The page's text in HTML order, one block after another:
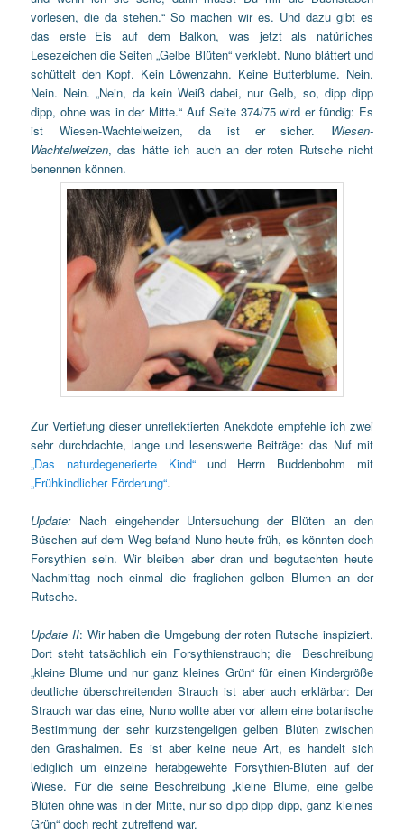
vorlesen, die da stehen.“ So machen wir es. Und dazu gibt es
das erste Eis auf dem Balkon, was jetzt als natürliches
Lesezeichen die Seiten „Gelbe Blüten“ verklebt. Nuno blättert und
schüttelt den Kopf. Kein Löwenzahn. Keine Butterblume. Nein.
Nein. Nein. „Nein, da kein Weiß dabei, nur Gelb, so, dipp dipp
dipp, ohne was in der Mitte.“ Auf Seite 374/75 wird er fündig: Es
ist Wiesen-Wachtelweizen, da ist er sicher. Wiesen-
Wachtelweizen, das hätte ich auch an der roten Rutsche nicht
benennen können.
Zur Vertiefung dieser unreflektierten Anekdote empfehle ich zwei
sehr durchdachte, lange und lesenswerte Beiträge: das Nuf mit
„Das naturdegenerierte Kind“und Herrn Buddenbohm mit
„Frühkindlicher Förderung“.
Update: Nach eingehender Untersuchung der Blüten an den
Büschen auf dem Weg befand Nuno heute früh, es könnten doch
Forsythien sein. Wir bleiben aber dran und begutachten heute
Nachmittag noch einmal die fraglichen gelben Blumen an der
Rutsche.
Update II: Wir haben die Umgebung der roten Rutsche inspiziert.
Dort steht tatsächlich ein Forsythienstrauch; die Beschreibung
„kleine Blume und nur ganz kleines Grün“ für einen Kindergröße
deutliche überschreitenden Strauch ist aber auch erklärbar: Der
Strauch war das eine, Nuno wollte aber vor allem eine botanische
Bestimmung der sehr kurzstengeligen gelben Blüten zwischen
den Grashalmen. Es ist aber keine neue Art, es handelt sich
lediglich um einzelne herabgewehte Forsythien-Blüten auf der
Wiese. Für die seine Beschreibung „kleine Blume, eine gelbe
Blüten ohne was in der Mitte, nur so dipp dipp dipp, ganz kleines
Grün“ doch recht zutreffend war.